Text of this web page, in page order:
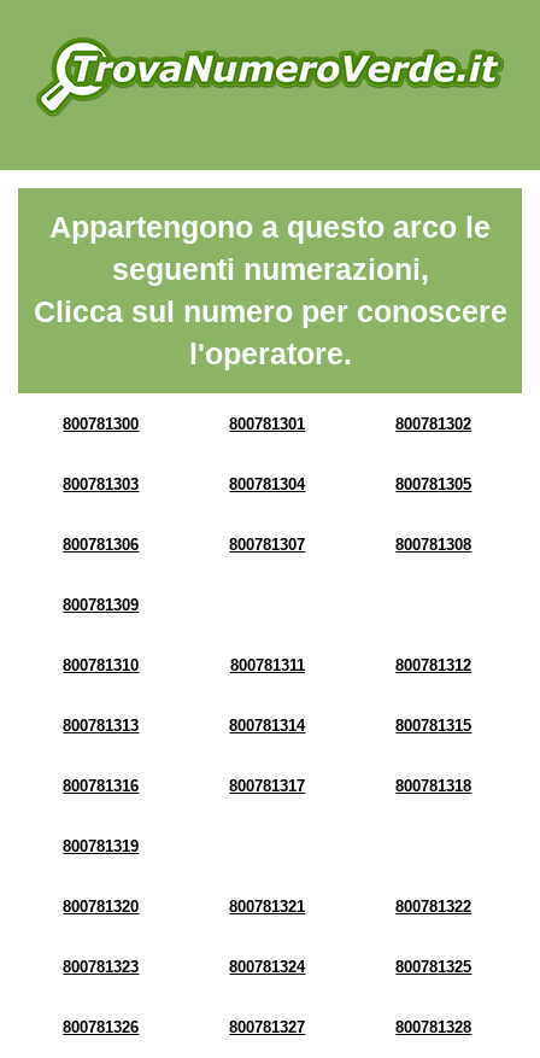
Appartengono a questo arco le
seguenti numerazioni,
Clicca sul numero per conoscere
l'operatore.
800781300 800781301 800781302
800781303 800781304 800781305
800781306 800781307 800781308
800781309
800781310 800781311 800781312
800781313 800781314 800781315
800781316 800781317 800781318
800781319
800781320 800781321 800781322
800781323 800781324 800781325
800781326 800781327 800781328